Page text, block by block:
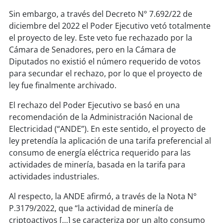
Sin embargo, a través del Decreto N° 7.692/22 de
diciembre del 2022 el Poder Ejecutivo vetó totalmente
el proyecto de ley. Este veto fue rechazado por la
Cámara de Senadores, pero en la Cámara de
Diputados no existió el número requerido de votos
para secundar el rechazo, por lo que el proyecto de
ley fue finalmente archivado.
El rechazo del Poder Ejecutivo se basó en una
recomendación de la Administración Nacional de
Electricidad (“ANDE”). En este sentido, el proyecto de
ley pretendía la aplicación de una tarifa preferencial al
consumo de energía eléctrica requerido para las
actividades de minería, basada en la tarifa para
actividades industriales.
Al respecto, la ANDE afirmó, a través de la Nota N°
P.3179/2022, que “la actividad de minería de
criptoactivos […] se caracteriza por un alto consumo